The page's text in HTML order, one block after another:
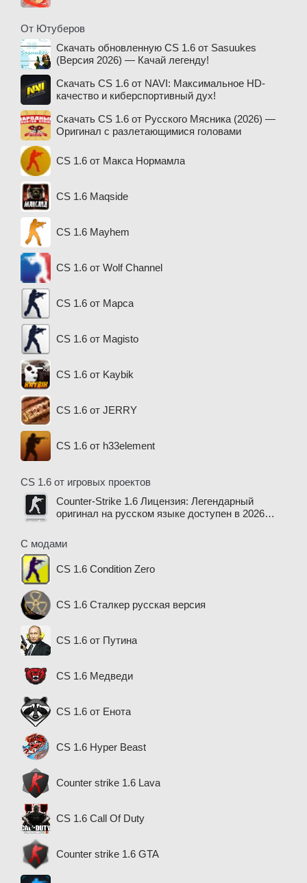
От Ютуберов
Скачать обновленную CS 1.6 от Sasuukes
(Версия 2026) — Качай легенду!
Скачать CS 1.6 от NAVI: Максимальное HD-
качество и киберспортивный дух!
Скачать CS 1.6 от Русского Мясника (2026) —
Оригинал с разлетающимися головами
CS 1.6 от Макса Нормамла
CS 1.6 Maqside
CS 1.6 Mayhem
CS 1.6 от Wolf Channel
CS 1.6 от Марса
CS 1.6 от Magisto
CS 1.6 от Kaybik
CS 1.6 от JERRY
CS 1.6 от h33element
CS 1.6 от игровых проектов
Counter-Strike 1.6 Лицензия: Легендарный
оригинал на русском языке доступен в 2026
С модами
CS 1.6 Condition Zero
CS 1.6 Сталкер русская версия
CS 1.6 от Путина
CS 1.6 Медведи
CS 1.6 от Енота
CS 1.6 Hyper Beast
Counter strike 1.6 Lava
CS 1.6 Call Of Duty
Counter strike 1.6 GTA